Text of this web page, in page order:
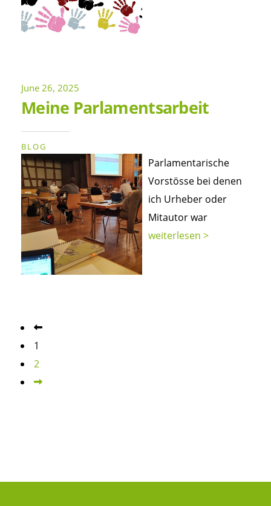
June 26, 2025
Meine Parlamentsarbeit
BLOG
Parlamentarische
Vorstösse bei denen
ich Urheber oder
Mitautor war
weiterlesen >
1
2